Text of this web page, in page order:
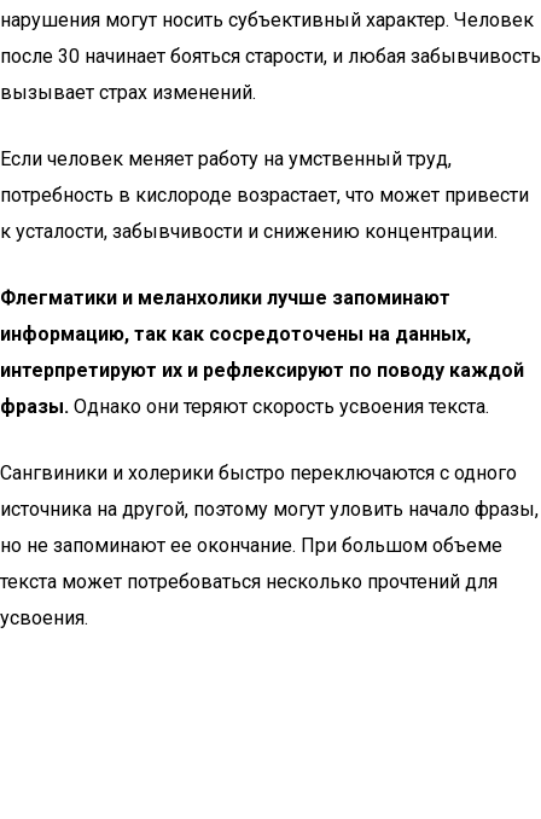
нарушения могут носить субъективный характер. Человек
после 30 начинает бояться старости, и любая забывчивость
вызывает страх изменений.
Если человек меняет работу на умственный труд,
потребность в кислороде возрастает, что может привести
к усталости, забывчивости и снижению концентрации.
Флегматики и меланхолики лучше запоминают
информацию, так как сосредоточены на данных,
интерпретируют их и рефлексируют по поводу каждой
фразы. Однако они теряют скорость усвоения текста.
Сангвиники и холерики быстро переключаются с одного
источника на другой, поэтому могут уловить начало фразы,
но не запоминают ее окончание. При большом объеме
текста может потребоваться несколько прочтений для
усвоения.